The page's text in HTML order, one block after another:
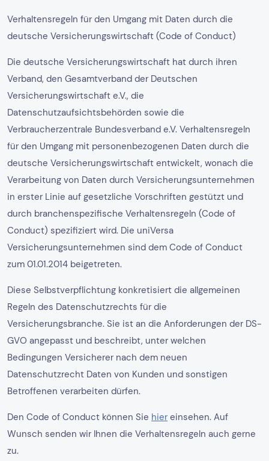
Verhaltensregeln für den Umgang mit Daten durch die
deutsche Versicherungswirtschaft (Code of Conduct)
Die deutsche Versicherungswirtschaft hat durch ihren
Verband, den Gesamtverband der Deutschen
Versicherungswirtschaft e.V., die
Datenschutzaufsichtsbehörden sowie die
Verbraucherzentrale Bundesverband e.V. Verhaltensregeln
für den Umgang mit personenbezogenen Daten durch die
deutsche Versicherungswirtschaft entwickelt, wonach die
Verarbeitung von Daten durch Versicherungsunternehmen
in erster Linie auf gesetzliche Vorschriften gestützt und
durch branchenspezifische Verhaltensregeln (Code of
Conduct) spezifiziert wird. Die uniVersa
Versicherungsunternehmen sind dem Code of Conduct
zum 01.01.2014 beigetreten.
Diese Selbstverpflichtung konkretisiert die allgemeinen
Regeln des Datenschutzrechts für die
Versicherungsbranche. Sie ist an die Anforderungen der DS-
GVO angepasst und beschreibt, unter welchen
Bedingungen Versicherer nach dem neuen
Datenschutzrecht Daten von Kunden und sonstigen
Betroffenen verarbeiten dürfen.
Den Code of Conduct können Sie hier einsehen. Auf
Wunsch senden wir Ihnen die Verhaltensregeln auch gerne
zu.